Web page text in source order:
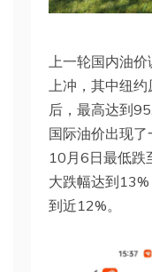
上一轮国内油
上冲，其中纽
后，最高达到
国际油价出现
10月6日最低跌
大跌幅达到
到近12%。